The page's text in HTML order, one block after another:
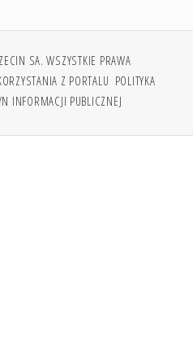
SA. WSZYSTKIE PRAWA
Z PORTALU POLITYKA
INFORMACJI PUBLICZNEJ